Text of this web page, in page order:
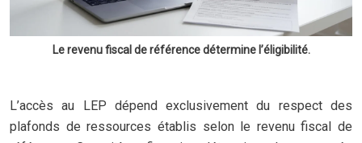
Le revenu fiscal de référence détermine l’éligibilité.
L’accès au LEP dépend exclusivement du respect des
plafonds de ressources établis selon le revenu fiscal de